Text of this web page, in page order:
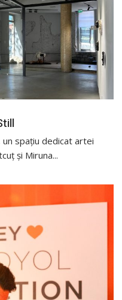
un spațiu dedicat artei
și Miruna...